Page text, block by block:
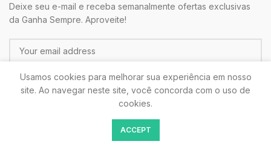
Deixe seu e-mail e receba semanalmente ofertas exclusivas
da Ganha Sempre. Aproveite!
Colocando seu E-mail estará de acordo com as
Usamos cookies para melhorar sua experiência em nosso
site. Ao navegar neste site, você concorda com o uso de
cookies.
ACCEPT